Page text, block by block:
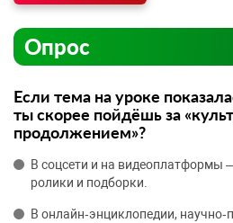
Опрос
Если тема на уроке
ты скорее пойдёшь за
продолжением»?
В соцсети и на видеоплатформы
ролики и подборки.
В онлайн‑энциклопедии,